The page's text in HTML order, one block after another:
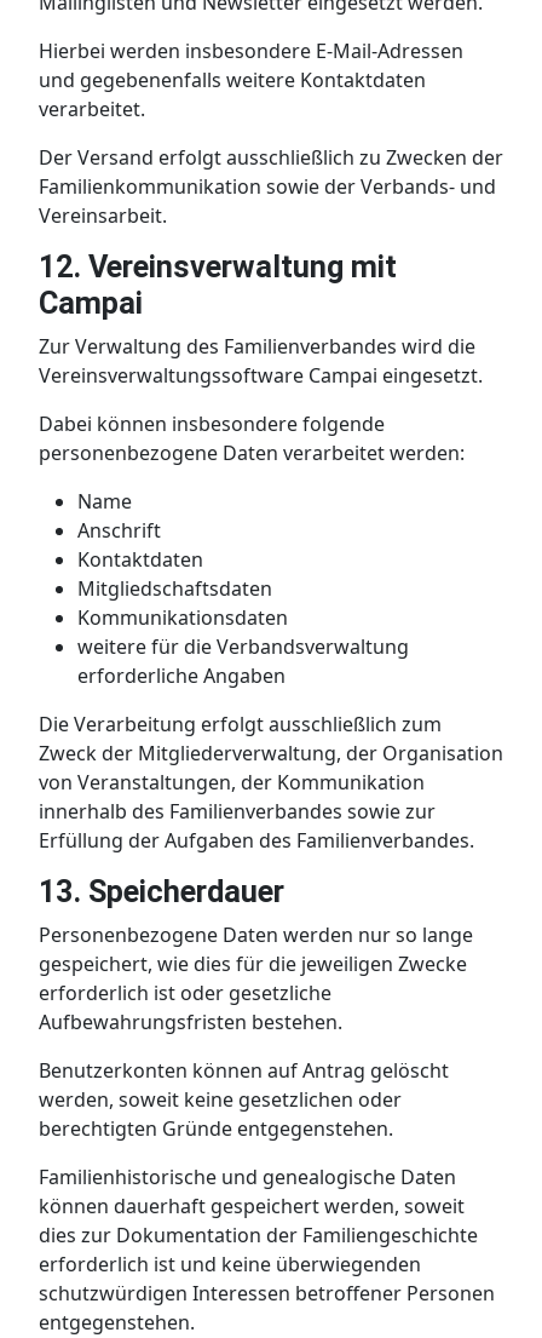
Hierbei werden insbesondere E-Mail-Adressen
und gegebenenfalls weitere Kontaktdaten
verarbeitet.
Der Versand erfolgt ausschließlich zu Zwecken der
Familienkommunikation sowie der Verbands- und
Vereinsarbeit.
12. Vereinsverwaltung mit
Campai
Zur Verwaltung des Familienverbandes wird die
Vereinsverwaltungssoftware Campai eingesetzt.
Dabei können insbesondere folgende
personenbezogene Daten verarbeitet werden:
Name
Anschrift
Kontaktdaten
Mitgliedschaftsdaten
Kommunikationsdaten
weitere für die Verbandsverwaltung
erforderliche Angaben
Die Verarbeitung erfolgt ausschließlich zum
Zweck der Mitgliederverwaltung, der Organisation
von Veranstaltungen, der Kommunikation
innerhalb des Familienverbandes sowie zur
Erfüllung der Aufgaben des Familienverbandes.
13. Speicherdauer
Personenbezogene Daten werden nur so lange
gespeichert, wie dies für die jeweiligen Zwecke
erforderlich ist oder gesetzliche
Aufbewahrungsfristen bestehen.
Benutzerkonten können auf Antrag gelöscht
werden, soweit keine gesetzlichen oder
berechtigten Gründe entgegenstehen.
Familienhistorische und genealogische Daten
können dauerhaft gespeichert werden, soweit
dies zur Dokumentation der Familiengeschichte
erforderlich ist und keine überwiegenden
schutzwürdigen Interessen betroffener Personen
entgegenstehen.